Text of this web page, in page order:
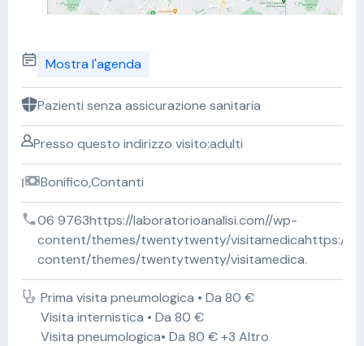
Mostra l'agenda
Pazienti senza assicurazione sanitaria
Presso questo indirizzo visito:adulti
Bonifico,Contanti
06 9763https://laboratorioanalisi.com//wp-
content/themes/twentytwenty/visitamedicahttps://
content/themes/twentytwenty/visitamedica.
Prima visita pneumologica • Da 80 €
Visita internistica • Da 80 €
Visita pneumologica• Da 80 € +3 Altro